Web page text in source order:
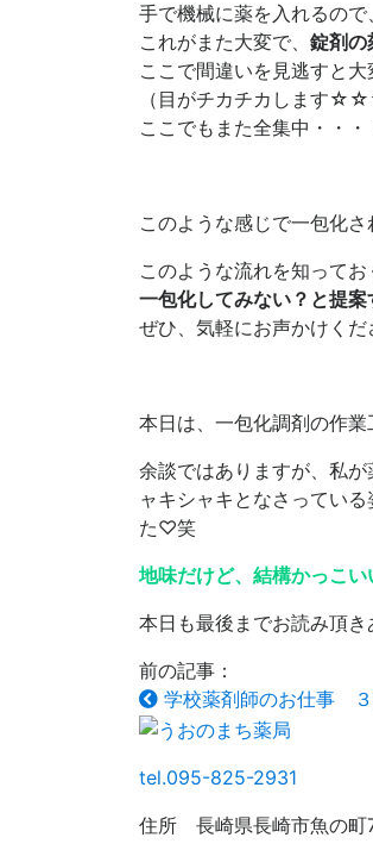
手で機械に薬を入れるの
これがまた大変で、 錠剤の
ここで間違いを見逃すと
（目がチカチカします
ここでもまた全集中・・・
このような感じで一包化
このような流れを知ってお
一包化してみない？と提
ぜひ、気軽にお声かけく
本日は、一包化調剤の作
余談ではありますが、私
ャキシャキとなさってい
た♡笑
地味だけど、結構かっこ
本日も最後までお読み頂
前の記事：
学校薬剤師のお仕事
tel.095-825-2931
住所 長崎県長崎市魚の町